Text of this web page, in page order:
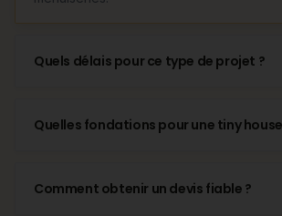
Quels délais pour ce type de projet ?
Quelles fondations pour une tiny
Comment obtenir un devis fiable ?